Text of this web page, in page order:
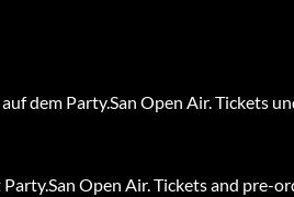
dem Party.San Open Air.
Open Air. Tickets and